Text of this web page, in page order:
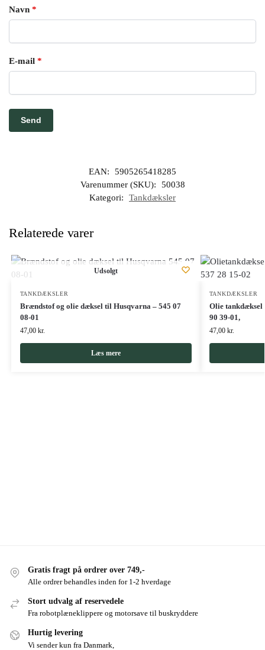
Navn *
E-mail *
EAN:
5905265418285
Varenummer (SKU):
50038
Kategori:
Tankdæksler
Relaterede varer
Udsolgt
TANKDÆKSLER
Brændstof og olie dæksel til Husqvarna – 545 07
08-01
47,00 kr.
Læs mere
TANKDÆKSLER
Olie tankdæksel
90 39-01,
47,00 kr.
Gratis fragt på ordrer over 749,-
Alle ordrer behandles inden for 1-2 hverdage
Stort udvalg af reservedele
Fra robotplæneklippere og motorsave til buskryddere
Hurtig levering
Vi sender kun fra Danmark,